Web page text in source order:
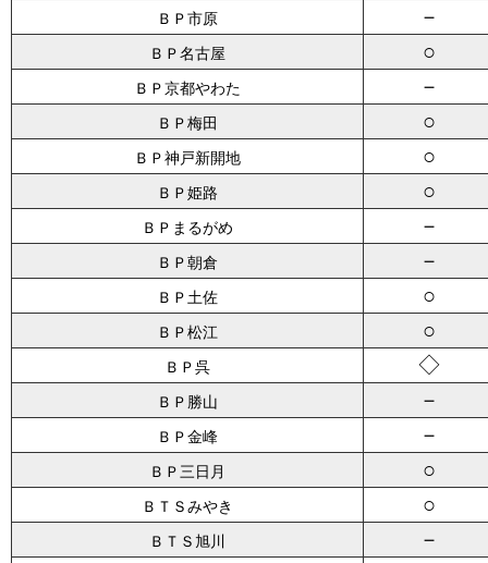
ＢＰ市原 －
ＢＰ名古屋 ○
ＢＰ京都やわた －
ＢＰ梅田 ○
ＢＰ神戸新開地 ○
ＢＰ姫路 ○
ＢＰまるがめ －
ＢＰ朝倉 －
ＢＰ土佐 ○
ＢＰ松江 ○
ＢＰ呉 ◇
ＢＰ勝山 －
ＢＰ金峰 －
ＢＰ三日月 ○
ＢＴＳみやき ○
ＢＴＳ旭川 －